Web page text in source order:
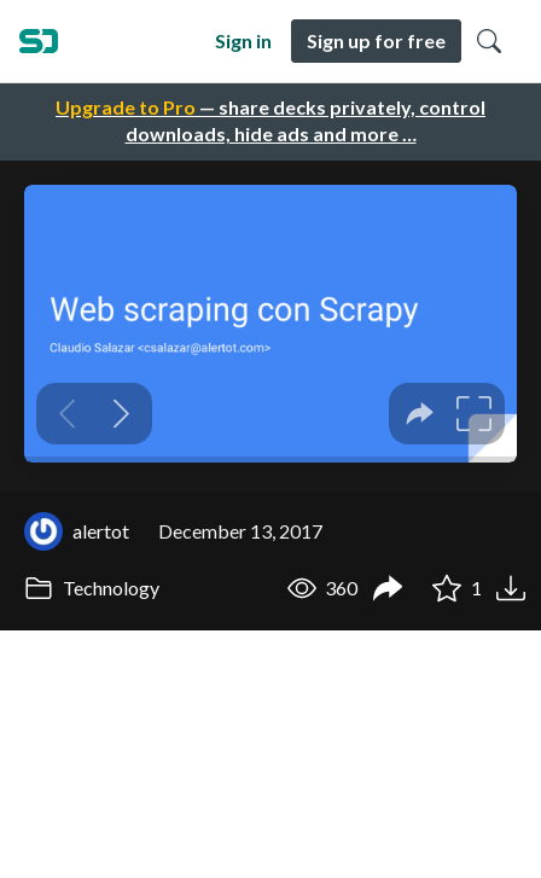
Upgrade to Pro — share decks privately, control
downloads, hide ads and more …
Sign in Sign up for free
alertot December 13, 2017
Technology 360 1